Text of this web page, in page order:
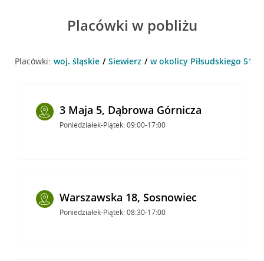
Placówki w pobliżu
Placówki: woj. śląskie Siewierz w okolicy Piłsudskiego 51A
3 Maja 5, Dąbrowa Górnicza
Poniedziałek-Piątek: 09:00-17:00
Warszawska 18, Sosnowiec
Poniedziałek-Piątek: 08:30-17:00